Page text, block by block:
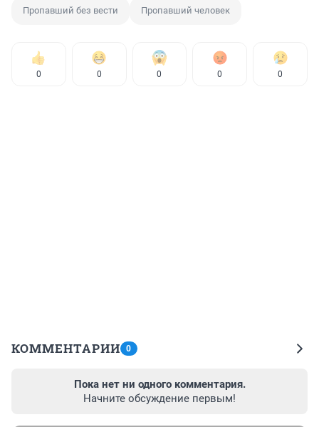
Пропавший без вести Пропавший человек
0 0 0 0 0
КОММЕНТАРИИ 0
Пока нет ни одного комментария.
Начните обсуждение первым!